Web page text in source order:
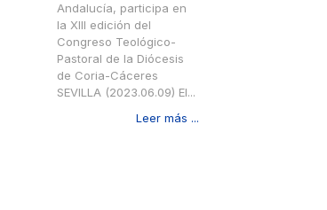
Andalucía, participa en
la XIII edición del
Congreso Teológico-
Pastoral de la Diócesis
de Coria-Cáceres
SEVILLA (2023.06.09) El...
Leer más ...